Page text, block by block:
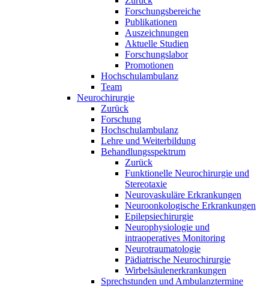
Forschungsbereiche
Publikationen
Auszeichnungen
Aktuelle Studien
Forschungslabor
Promotionen
Hochschulambulanz
Team
Neurochirurgie
Zurück
Forschung
Hochschulambulanz
Lehre und Weiterbildung
Behandlungsspektrum
Zurück
Funktionelle Neurochirurgie und
Stereotaxie
Neurovaskuläre Erkrankungen
Neuroonkologische Erkrankungen
Epilepsiechirurgie
Neurophysiologie und
intraoperatives Monitoring
Neurotraumatologie
Pädiatrische Neurochirurgie
Wirbelsäulenerkrankungen
Sprechstunden und Ambulanztermine